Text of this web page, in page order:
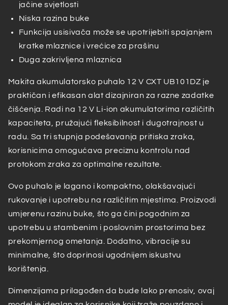
jačine svjetlosti
Niska razina buke
Funkcija usisivača može se upotrijebiti spajanjem
kratke mlaznice i vrećice za prašinu
Duga zakrivljena mlaznica
Makita akumulatorsko puhalo 12 V CXT UB101DZ je
praktičan i efikasan alat dizajniran za razne zadatke
čišćenja. Radi na 12 V Li-ion akumulatorima različitih
kapaciteta, pružajući fleksibilnost i dugotrajnost u
radu. Sa tri stupnja podešavanja pritiska zraka,
korisnicima omogućava preciznu kontrolu nad
protokom zraka za optimalne rezultate.
Ovo puhalo je lagano i kompaktno, olakšavajući
rukovanje i upotrebu na različitim mjestima. Proizvodi
umjerenu razinu buke, što ga čini pogodnim za
upotrebu u stambenim i poslovnim prostorima bez
prekomjernog ometanja. Dodatno, vibracije su
minimalne, što doprinosi ugodnijem iskustvu
korištenja.
Dimenzijama prilagođen da bude lako prenosiv, ovaj